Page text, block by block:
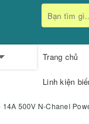
Trang chủ
Linh kiện
14A 500V N-Chanel